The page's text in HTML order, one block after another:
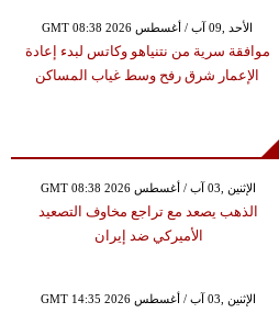
GMT 08:38 2026 الأحد ,09 آب / أغسطس
موافقة سرية من نتنياهو وكاتس لبدء إعادة
الإعمار شرق رفح وسط غياب المساكن
GMT 08:38 2026 الإثنين ,03 آب / أغسطس
الذهب يصعد مع تراجع مخاوف التصعيد
الأميركي ضد إيران
GMT 14:35 2026 الإثنين ,03 آب / أغسطس